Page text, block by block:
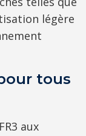
légère
tous
aux